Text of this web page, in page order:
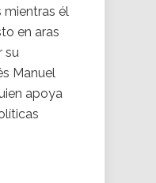
mientras él
en aras
su
Manuel
apoya